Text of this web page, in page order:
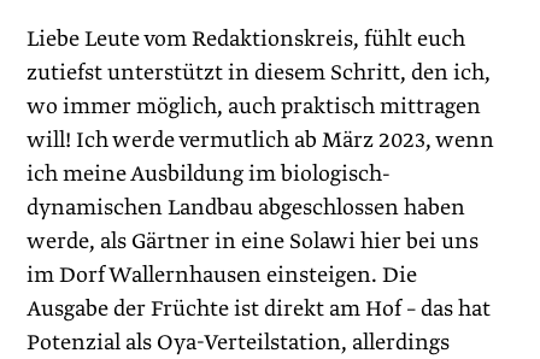
Liebe Leute vom Redaktionskreis, fühlt euch
zutiefst unterstützt in diesem Schritt, den ich,
wo immer möglich, auch praktisch mittragen
will! Ich werde vermutlich ab März 2023, wenn
ich meine Ausbildung im biologisch-
dynamischen Landbau abgeschlossen haben
werde, als Gärtner in eine Solawi hier bei uns
im Dorf Wallernhausen einsteigen. Die
Ausgabe der Früchte ist direkt am Hof – das hat
Potenzial als Oya-Verteilstation, allerdings